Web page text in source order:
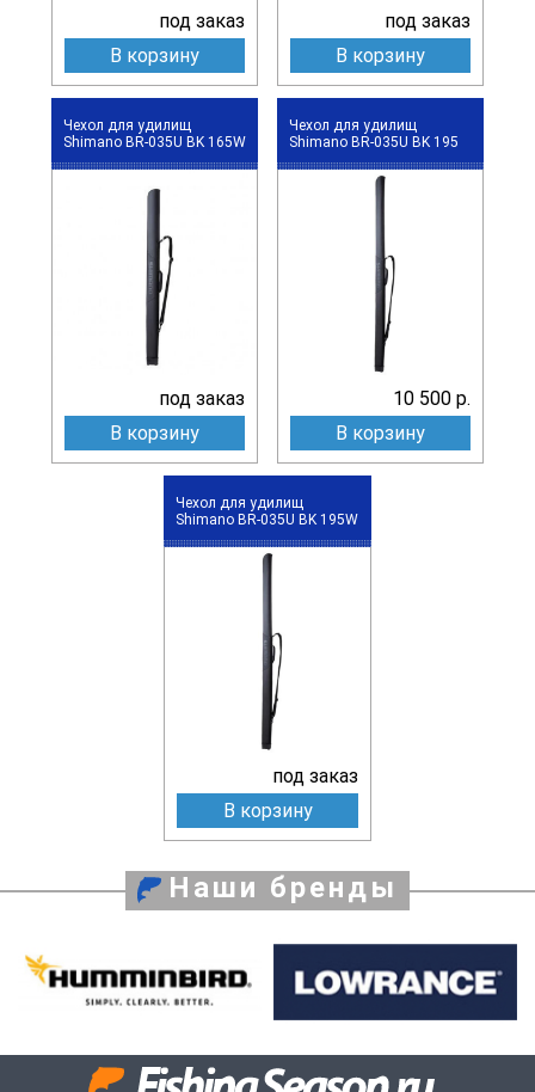
под заказ
В корзину
под заказ
В корзину
Чехол для удилищ
Shimano BR-035U BK 165W
под заказ
В корзину
Чехол для удилищ
Shimano BR-035U BK 195
10 500 р.
В корзину
Чехол для удилищ
Shimano BR-035U BK 195W
под заказ
В корзину
Наши бренды